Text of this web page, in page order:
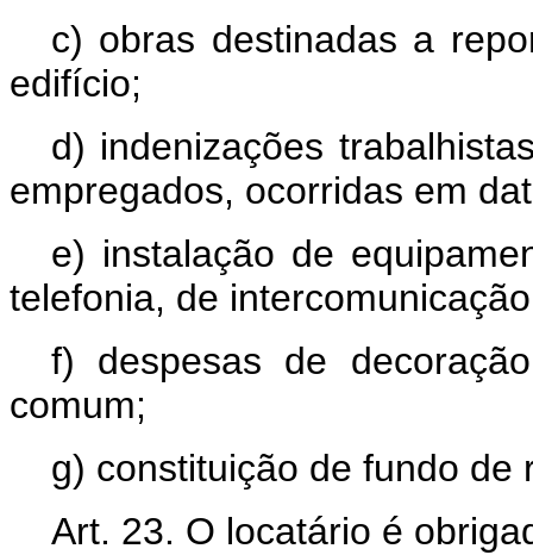
c) obras destinadas a
edifício;
d) indenizações
empregados, ocorridas em
e) instalação de
telefonia, de
f) despesas de
comum;
g) constituição de fundo de
Art. 23. O locatário é